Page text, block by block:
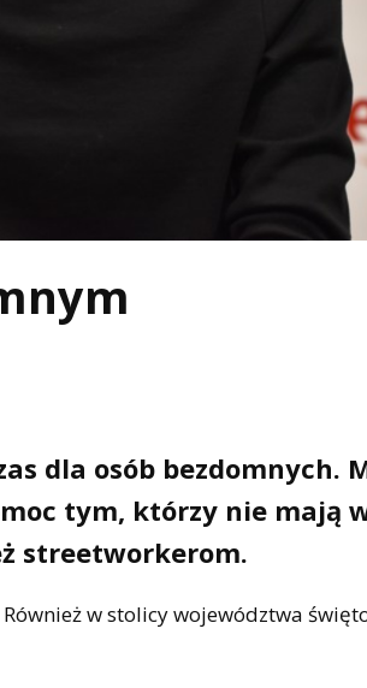
dla osób bezdomnych.
tym, którzy nie mają
streetworkerom.
w stolicy województwa